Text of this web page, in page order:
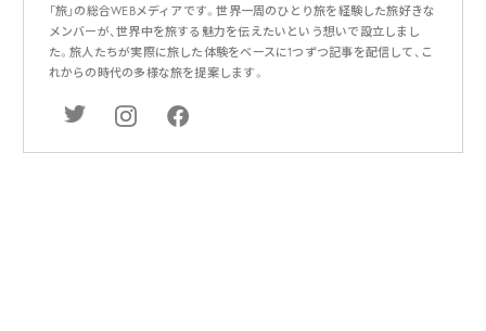
「旅」の総合WEBメディアです。世界一周のひとり旅を経験した旅好きな
メンバーが、世界中を旅する魅力を伝えたいという想いで設立しまし
た。旅人たちが実際に旅した体験をベースに1つずつ記事を配信して、こ
れからの時代の多様な旅を提案します。